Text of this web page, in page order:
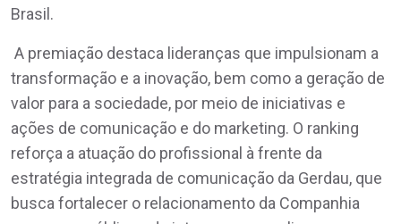
Brasil.
A premiação destaca lideranças que impulsionam a
transformação e a inovação, bem como a geração de
valor para a sociedade, por meio de iniciativas e
ações de comunicação e do marketing. O ranking
reforça a atuação do profissional à frente da
estratégia integrada de comunicação da Gerdau, que
busca fortalecer o relacionamento da Companhia